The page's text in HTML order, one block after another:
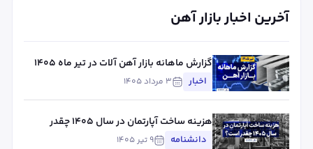
آخرین اخبار بازار آهن
گزارش ماهانه بازار آهن آلات در تیر ماه ۱۴۰۵
اخبار ۳ مرداد ۱۴۰۵
هزینه ساخت آپارتمان در سال ۱۴۰۵ چقدر
است؟
دانشنامه ۹ تیر ۱۴۰۵